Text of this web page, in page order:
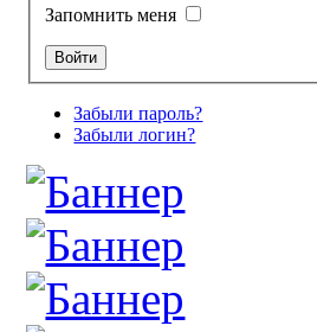
Запомнить меня
Забыли пароль?
Забыли логин?